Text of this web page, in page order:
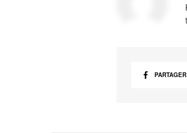
PARTAGER